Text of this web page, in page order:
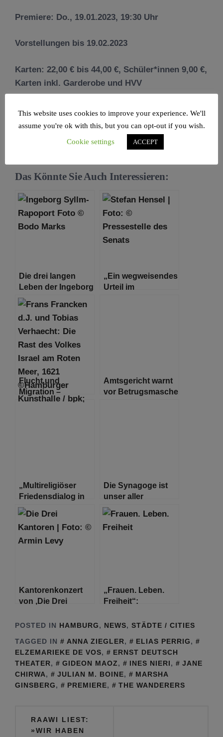
Premiere: Do., 19.01.2023, 19:30 Uhr
Vorstellungen bis 19.02.2023
Karten: 22,00 € bis 44,00 €, Schüler*innen 9,00 €,
Karten inkl. Garderobe und HVV
Kartentelefon: 040 22 70 14 20, online unter
www.ernst-deutsch-theater.de
Das Könnte Sie Auch Interessieren:
Die drei langen
Leben der Ingeborg
Syllm-Rapoport
„Ein wegweisendes
Urteil im
Flucht und
Migration –
historisch und
Amtsgericht warnt
vor Betrugsmasche
„Multireligiöser
Friedensdialog in
Zeiten von Krieg in
Europa“
Die Synagoge ist
unser aller
Zuhause
Kantorenkonzert
von ‚Die Drei
historischen
Schule
„Frauen. Leben.
Freiheit“:
03.10.22 Hamburg
POSTED IN HAMBURG, NEWS, STÄDTE / CITIES
TAGGED IN
ANNA ZIEGLER, ELIAS PERRIG,
ELZEMARIEKE DE VOS,
ERNST DEUTSCH
THEATER, GIDEON MAOZ, INES NIERI,
JANE
CHIRWA, JULIAN M. BOINE,
MARSHA
GINSBERG, PREMIERE, THE WANDERERS
Beitragsnavigation
RAAWI LIEST:
»WIR HABEN
This website uses cookies to improve your experience. We'll
assume you're ok with this, but you can opt-out if you wish.
Cookie settings
ACCEPT